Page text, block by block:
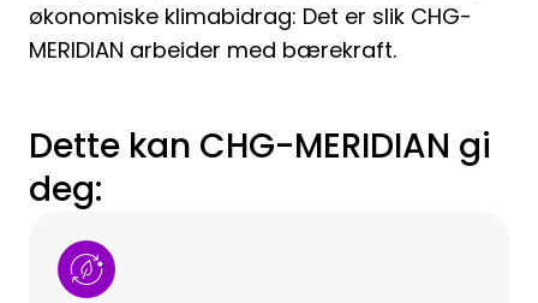
økonomiske klimabidrag: Det er slik CHG-
MERIDIAN arbeider med bærekraft.
Dette kan CHG-MERIDIAN gi
deg: